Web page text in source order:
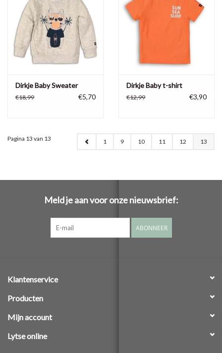
Dirkje Baby Sweater
€18,99 €5,70
Dirkje Baby t-shirt
€12,99 €3,90
Pagina 13 van 13 1 9 10 11 12 13
Meld je aan voor onze nieuwsbrief:
ABONNEER
Klantenservice
Producten
Mijn account
Lytse online